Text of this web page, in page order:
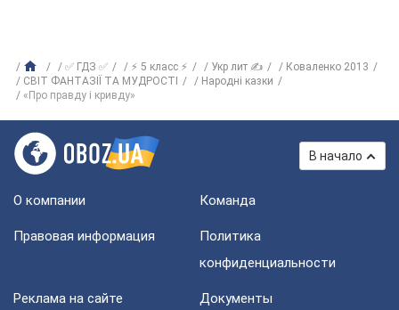
✅ ГДЗ ✅ ⚡ 5 класс ⚡ Укр лит ✍
Коваленко 2013
СВІТ ФАНТАЗІЇ ТА МУДРОСТІ
Народні казки
«Про правду і кривду»
В начало
О компании Команда
Правовая информация
Политика
конфиденциальности
Реклама на сайте Документы